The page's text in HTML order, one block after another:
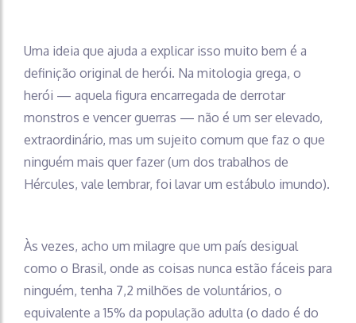
Uma ideia que ajuda a explicar isso muito bem é a
definição original de herói. Na mitologia grega, o
herói — aquela figura encarregada de derrotar
monstros e vencer guerras — não é um ser elevado,
extraordinário, mas um sujeito comum que faz o que
ninguém mais quer fazer (um dos trabalhos de
Hércules, vale lembrar, foi lavar um estábulo imundo).
Às vezes, acho um milagre que um país desigual
como o Brasil, onde as coisas nunca estão fáceis para
ninguém, tenha 7,2 milhões de voluntários, o
equivalente a 15% da população adulta (o dado é do